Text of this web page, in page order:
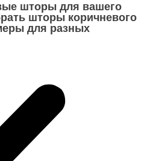
шторы для вашего
шторы коричневого
для разных